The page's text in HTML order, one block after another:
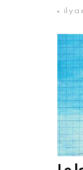
il y a